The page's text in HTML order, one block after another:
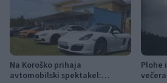
Na Koroško prihaja
avtomobilski spektakel:
Plohe